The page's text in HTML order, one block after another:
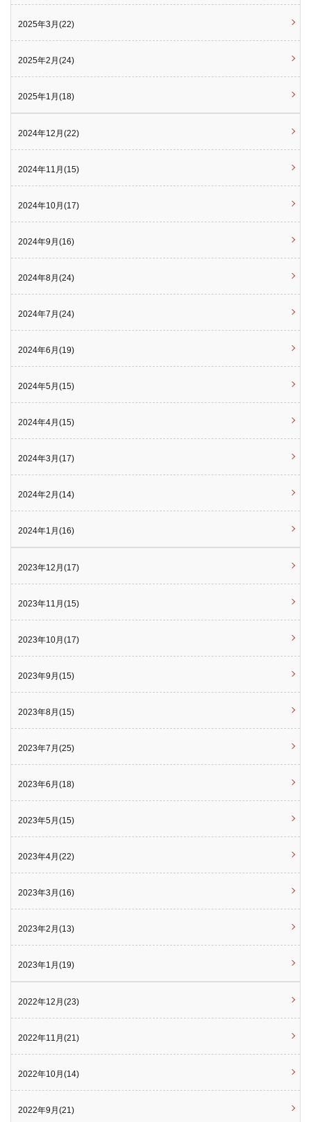
2025年3月(22)
2025年2月(24)
2025年1月(18)
2024年12月(22)
2024年11月(15)
2024年10月(17)
2024年9月(16)
2024年8月(24)
2024年7月(24)
2024年6月(19)
2024年5月(15)
2024年4月(15)
2024年3月(17)
2024年2月(14)
2024年1月(16)
2023年12月(17)
2023年11月(15)
2023年10月(17)
2023年9月(15)
2023年8月(15)
2023年7月(25)
2023年6月(18)
2023年5月(15)
2023年4月(22)
2023年3月(16)
2023年2月(13)
2023年1月(19)
2022年12月(23)
2022年11月(21)
2022年10月(14)
2022年9月(21)